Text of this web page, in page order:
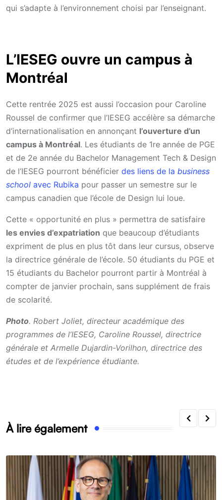
qui s’adapte à l’environnement choisi par l’enseignant.
L’IESEG ouvre un campus à
Montréal
Cette rentrée 2025 est aussi l’occasion pour Caroline
Roussel de confirmer que l’IESEG accélère sa démarche
d’internationalisation en annonçant l’ouverture d’un
campus à Montréal. Les étudiants de 1re année de PGE
et de 2e année du Bachelor Management Tech & Design
de l’IESEG pourront bénéficier des liens de la business
school avec Rubika pour passer un semestre sur le
campus canadien que l’école de Design lui loue.
Cette « opportunité en plus » permettra de satisfaire
les envies d’expatriation que beaucoup d’étudiants
expriment de plus en plus tôt dans leur cursus, observe
la directrice générale de l’école. 50 étudiants du PGE et
15 étudiants du Bachelor pourront partir à Montréal à
compter de janvier prochain, sans supplément de frais
de scolarité.
Photo. Robert Joliet, directeur académique des
programmes de l’IESEG, Caroline Roussel, directrice
générale et Armelle Dujardin-Vorilhon, directrice des
études et de l’expérience étudiante.
À lire également